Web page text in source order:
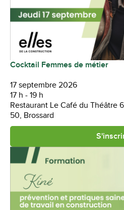
Cocktail Femmes de métier
17 septembre 2026
17 h - 19 h
Restaurant Le Café du Théâtre
50, Brossard